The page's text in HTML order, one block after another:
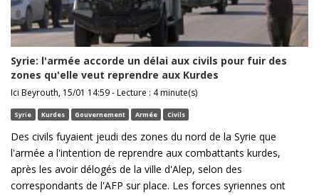
Syrie: l'armée accorde un délai aux civils pour fuir des
zones qu'elle veut reprendre aux Kurdes
Ici Beyrouth, 15/01 14:59 - Lecture : 4 minute(s)
Syrie Kurdes Gouvernement Armée Civils
Des civils fuyaient jeudi des zones du nord de la Syrie que
l'armée a l'intention de reprendre aux combattants kurdes,
après les avoir délogés de la ville d'Alep, selon des
correspondants de l'AFP sur place. Les forces syriennes ont